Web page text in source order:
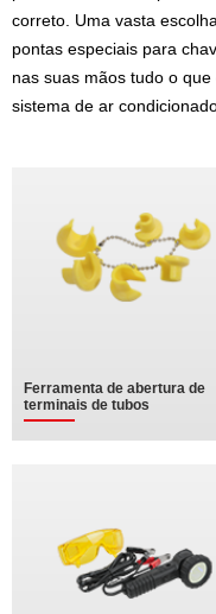
correto. Uma vasta
pontas especiais para
nas suas mãos tudo o
sistema de ar
Ferramenta de abertura de
terminais de tubos